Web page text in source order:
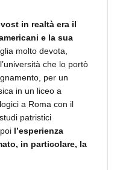
in realtà era il
e la sua
molto devota,
che lo portò
per un
in un liceo a
a Roma con il
patristici
l’esperienza
in particolare, la